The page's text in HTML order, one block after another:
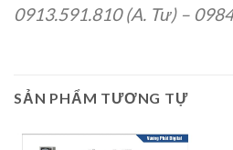
0913.591.810 (A. Tư) –
SẢN PHẨM TƯƠNG TỰ